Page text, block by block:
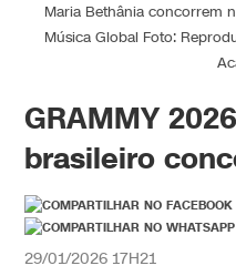
Maria Bethânia concorrem
Música Global Foto:
GRAMMY
brasileiro
29/01/2026 17H21